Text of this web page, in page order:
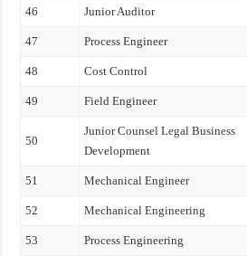
46 Junior Auditor
47 Process Engineer
48 Cost Control
49 Field Engineer
50
Junior Counsel Legal Business
Development
51 Mechanical Engineer
52 Mechanical Engineering
53 Process Engineering